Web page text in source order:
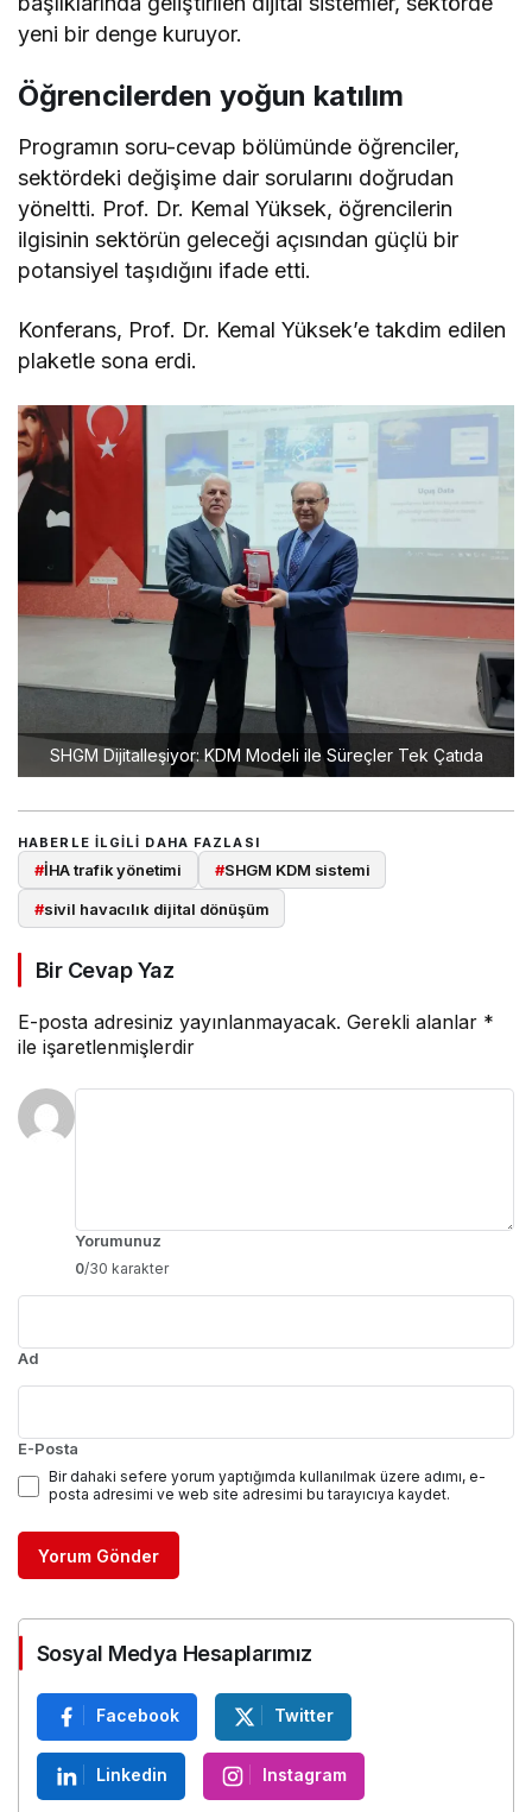
yeni bir denge kuruyor.
Öğrencilerden yoğun katılım
Programın soru-cevap bölümünde öğrenciler,
sektördeki değişime dair sorularını doğrudan
yöneltti. Prof. Dr. Kemal Yüksek, öğrencilerin
ilgisinin sektörün geleceği açısından güçlü bir
potansiyel taşıdığını ifade etti.
Konferans, Prof. Dr. Kemal Yüksek’e takdim edilen
plaketle sona erdi.
SHGM Dijitalleşiyor: KDM Modeli ile Süreçler Tek Çatıda
HABERLE ILGILI DAHA FAZLASI
#İHA trafik yönetimi #SHGM KDM sistemi
#sivil havacılık dijital dönüşüm
Bir Cevap Yaz
E-posta adresiniz yayınlanmayacak. Gerekli alanlar *
ile işaretlenmişlerdir
Yorumunuz
0/30 karakter
Ad
E-Posta
Bir dahaki sefere yorum yaptığımda kullanılmak üzere adımı, e-
posta adresimi ve web site adresimi bu tarayıcıya kaydet.
Yorum Gönder
Sosyal Medya Hesaplarımız
Facebook Twitter
Linkedin Instagram